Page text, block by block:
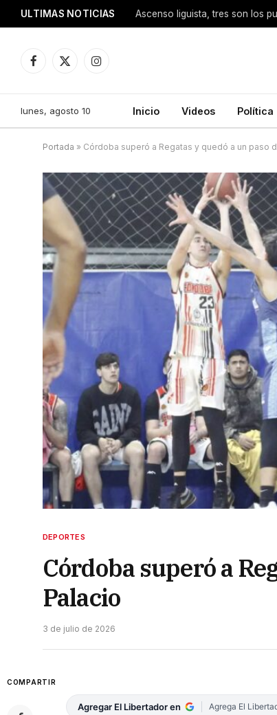
ULTIMAS NOTICIAS Ascenso liguista, tres son los
Facebook
X
Instagram
lunes, agosto 10 Inicio Videos Política
Portada » Córdoba superó a Regatas y quedó a un paso
DEPORTES
Córdoba superó a
Palacio
3 de julio de 2026
COMPARTIR
Agregar El Libertador en Agrega El